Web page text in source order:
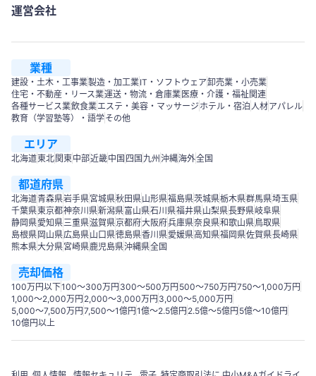
運営会社
業種
建設・土木・工事業製造・加工業IT・ソフトウェア卸売業・小売業
住宅・不動産・リース業運送・物流・倉庫業 医療・介護・福祉関連
各種サービス業飲食業エステ・美容・マッサージ ホテル・宿泊 人材アパレル
教育（学習塾等）・語学その他
エリア
北海道東北 関東中部近畿中国 四国 九州 沖縄海外全国
都道府県
北海道青森県岩手県宮城県秋田県山形県福島県茨城県栃木県群馬県埼玉県
千葉県東京都神奈川県新潟県富山県石川県福井県山梨県長野県岐阜県
静岡県愛知県三重県滋賀県京都府大阪府兵庫県奈良県和歌山県鳥取県
島根県 岡山県広島県山口県徳島県香川県愛媛県高知県福岡県佐賀県長崎県
熊本県大分県宮崎県鹿児島県沖縄県全国
売却価格
100万円以下100〜300万円 300〜500万円 500～750万円 750〜1,000万円
1,000～2,000万円 2,000～3,000万円 3,000～5,000万円
5,000～7,500万円 7,500～1億円 1億～2.5億円 2.5億～5億円 5億～10億円
10億円以上